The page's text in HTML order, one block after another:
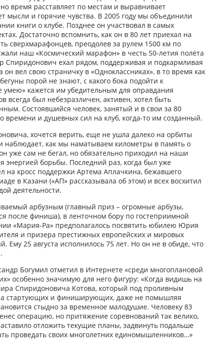
время расставляет по местам и выравнивает
мысли и горячие чувства. В 2005 году мы объединили
книги о клубе. Позднее он участвовал в самых
Достаточно вспомнить, как он в 80 лет приехал на
сверхмарафонцев, преодолев за рулем 1500 км по
наш «Космический марафон» в честь 50-летия полёта
Спиридонович ехал рядом, поддерживая и подкармливая
он вел свою страничку в «Одноклассниках», в то время как
порой не знают, с какого бока подойти к
умею» кажется им убедительным для оправдания
всегда был небезразличен, активен, хотел быть
Состоявшийся человек, занятый и в свои за 80
времени и душевных сил на клуб, когда-то им созданный.
хочется верить, еще не ушла далеко на орбиты
наблюдает, как мы наматываем километры в память о
уже сам не бегал, но обязательно приходил на наши
энергией борьбы. Последний раз, когда был уже
на кросс поддержки Артема Аплачкина, бежавшего
в Казани («АП» рассказывала об этом) и всех восхитил
деятельности.
арбузным (главный приз – огромные арбузы,
после финиша), в ленточном бору по гостеприимной
«Мария-Ра» предполагалось посвятить юбилею Юрия
и призера престижных европейских и мировых
Ему 25 августа исполнилось 75 лет. Но он не в обиде, что
Богумил отметил в Интернете «среди многоплановой
особенно значимую для него фигуру: «Когда видишь на
Спиридоновича Котова, который под проливным
стартующих и финиширующих, даже не помышляя
стыдно за временное малодушие. Человеку 83
операцию, но притяжение соревнований так велико,
отложить текущие планы, задвинуть подальше
проведать своих многолетних единомышленников…»